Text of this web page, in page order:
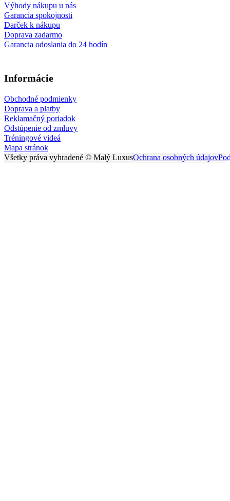
Výhody nákupu u nás
Garancia spokojnosti
Darček k nákupu
Doprava zadarmo
Garancia odoslania do 24 hodín
Informácie
Obchodné podmienky
Doprava a platby
Reklamačný poriadok
Odstúpenie od zmluvy
Tréningové videá
Mapa stránok
Všetky práva vyhradené © Malý LuxusOchrana osobných údajov